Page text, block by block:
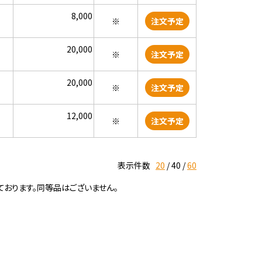
8,000 ※ 注文予定
20,000 ※ 注文予定
20,000 ※ 注文予定
12,000 ※ 注文予定
表示件数 20 40 60
ます。同等品はございません。